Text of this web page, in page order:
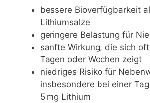
bessere Bioverfügbarkeit
Lithiumsalze
geringere Belastung für
sanfte Wirkung, die sich
Tagen oder Wochen zeigt
niedriges Risiko für
insbesondere bei einer
5 mg Lithium